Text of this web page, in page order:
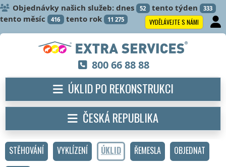
Objednávky našich služeb: dnes 52 tento týden 333
tento měsíc 416 tento rok 11 275 VYDĚLÁVEJTE S NÁMI
STĚHOVÁNÍ VYKLÍZENÍ ÚKLID ŘEMESLA
OBJEDNAT
800 66 88 88
ÚKLID PO REKONSTRUKCI
ČESKÁ REPUBLIKA